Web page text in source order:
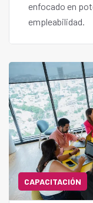
enfocado en
empleabilidad.
CAPACITACIÓN